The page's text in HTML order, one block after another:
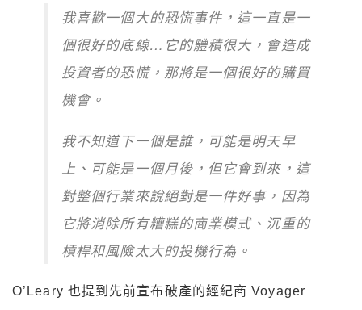
我喜歡一個大的恐慌事件，這一直是一
個很好的底線…它的體積很大，會造成
投資者的恐慌，那將是一個很好的購買
機會。
我不知道下一個是誰，可能是明天早
上、可能是一個月後，但它會到來，這
對整個行業來說絕對是一件好事，因為
它將消除所有糟糕的商業模式、沉重的
槓桿和風險太大的投機行為。
O’Leary 也提到先前宣布破產的經紀商 Voyager